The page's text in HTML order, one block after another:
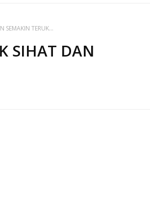
SEMAKIN TERUK...
SIHAT DAN